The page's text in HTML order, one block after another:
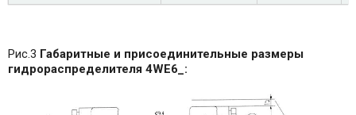
Рис.3 Габаритные и присоединительные размеры
гидрораспределителя 4WE6_: